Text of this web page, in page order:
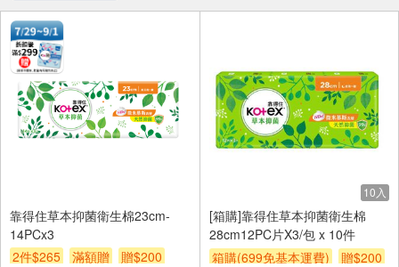
靠得住草本抑菌衛生棉23cm-
14PCx3
2件$265
滿額贈
贈$200
10入
[箱購]靠得住草本抑菌衛生棉
28cm12PC片X3/包 x 10件
箱購(699免基本運費)
贈$200